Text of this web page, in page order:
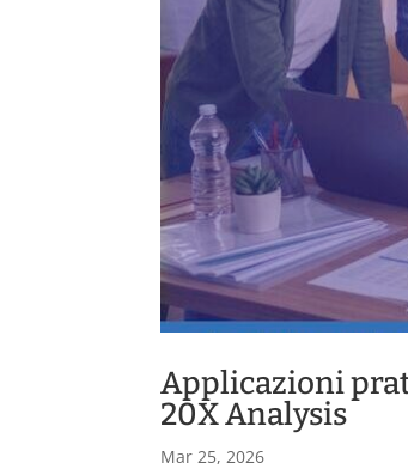
Applicazioni
20X Analysis
Mar 25, 2026